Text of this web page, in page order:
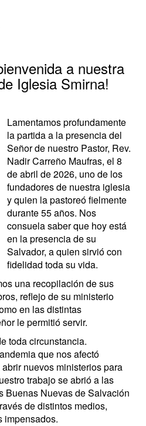
a nuestra
Iglesia Smirna!
Lamentamos profundamente
la partida a la presencia del
Señor de nuestro Pastor, Rev.
Nadir Carreño Maufras, el 8
de abril de 2026, uno de los
fundadores de nuestra iglesia
y quien la pastoreó fielmente
durante 55 años. Nos
consuela saber que hoy está
en la presencia de su
Salvador, a quien sirvió con
fidelidad toda su vida.
una recopilación de sus
reflejo de su ministerio
en las distintas
le permitió servir.
toda circunstancia.
que nos afectó
nuevos ministerios para
trabajo se abrió a las
Buenas Nuevas de Salvación
de distintos medios,
impensados.